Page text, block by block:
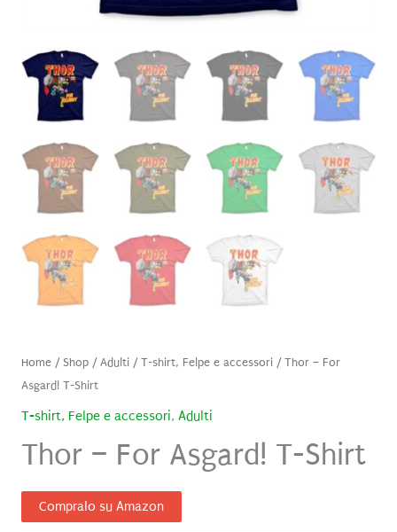
Home/ Shop/Adulti/T-shirt, Felpe e accessori/ Thor – For
Asgard! T-Shirt
T-shirt, Felpe e accessori, Adulti
Thor – For Asgard! T-Shirt
Compralo su Amazon